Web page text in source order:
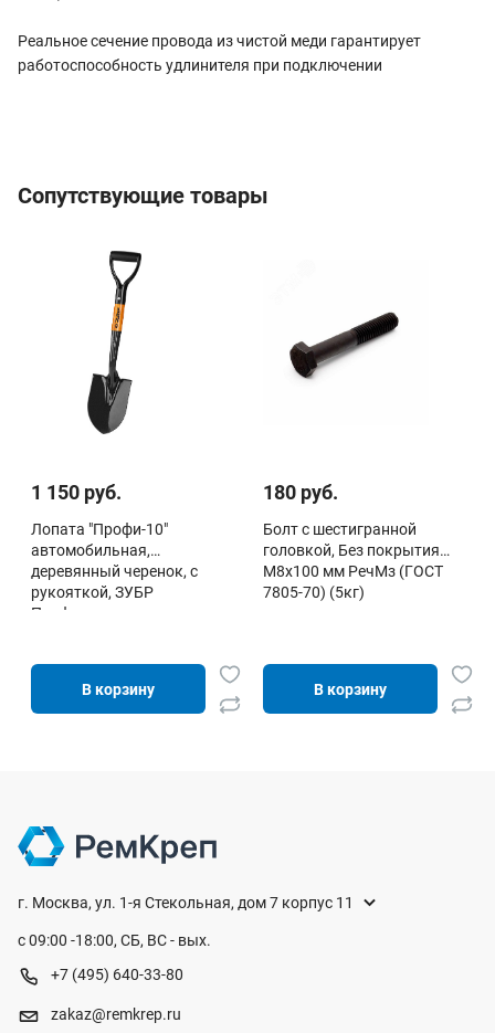
Реальное сечение провода из чистой меди гарантирует
работоспособность удлинителя при подключении
Сопутствующие товары
1 150 руб.
Лопата "Профи-10"
автомобильная,
деревянный черенок, с
рукояткой, ЗУБР
Профессионал
В корзину
180 руб.
Болт с шестигранной
головкой, Без покрытия
М8х100 мм РечМз (ГОСТ
7805-70) (5кг)
В корзину
г. Москва, ул. 1-я Стекольная, дом 7 корпус 11
с 09:00 -18:00, СБ, ВС - вых.
+7 (495) 640-33-80
zakaz@remkrep.ru